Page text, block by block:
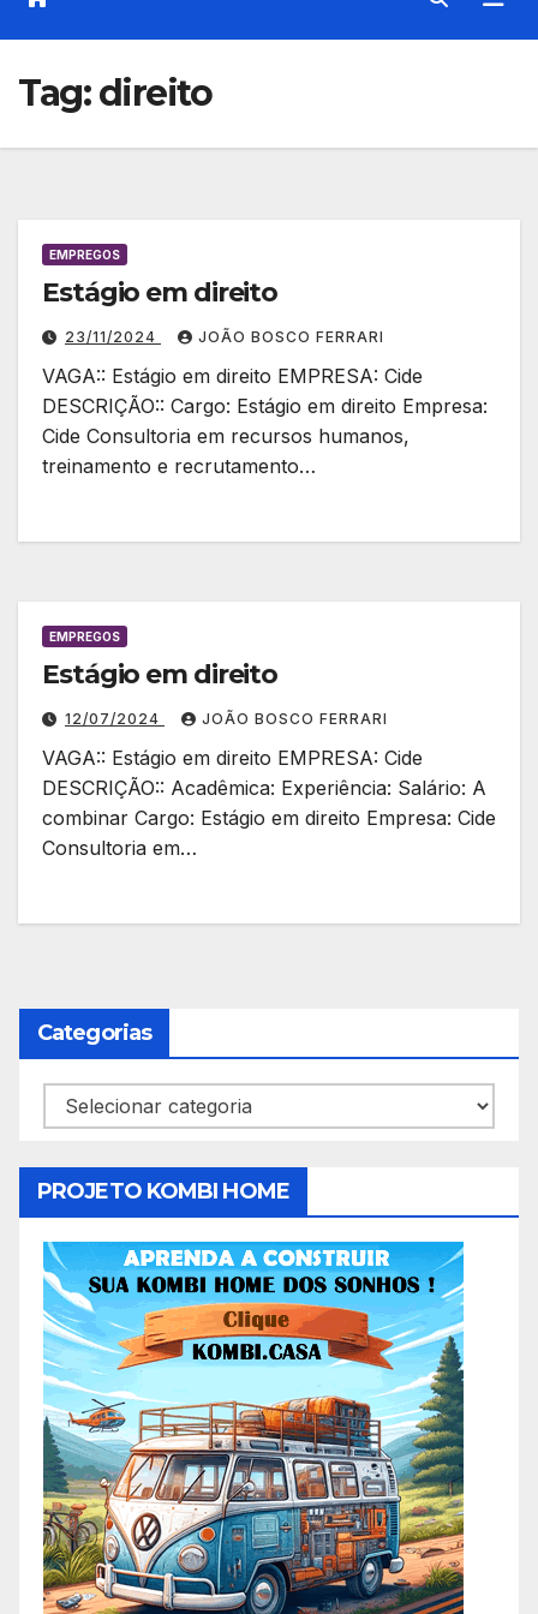
Tag:direito
EMPREGOS
Estágio em direito
23/11/2024 JOÃO BOSCO FERRARI
VAGA:: Estágio em direito EMPRESA: Cide
DESCRIÇÃO:: Cargo: Estágio em direito Empresa:
Cide Consultoria em recursos humanos,
treinamento e recrutamento…
EMPREGOS
Estágio em direito
12/07/2024 JOÃO BOSCO FERRARI
VAGA:: Estágio em direito EMPRESA: Cide
DESCRIÇÃO:: Acadêmica: Experiência: Salário: A
combinar Cargo: Estágio em direito Empresa: Cide
Consultoria em…
Categorias
Categorias
PROJETO KOMBI HOME